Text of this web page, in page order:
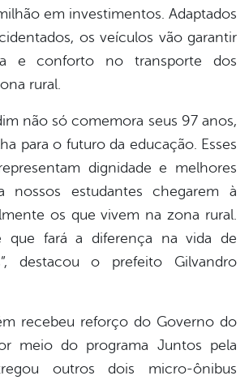
em investimentos. Adaptados
os veículos vão garantir
e conforto no transporte dos
rural.
não só comemora seus 97 anos,
para o futuro da educação. Esses
dignidade e melhores
nossos estudantes chegarem à
os que vivem na zona rural.
que fará a diferença na vida de
destacou o prefeito Gilvandro
recebeu reforço do Governo do
meio do programa Juntos pela
outros dois micro-ônibus